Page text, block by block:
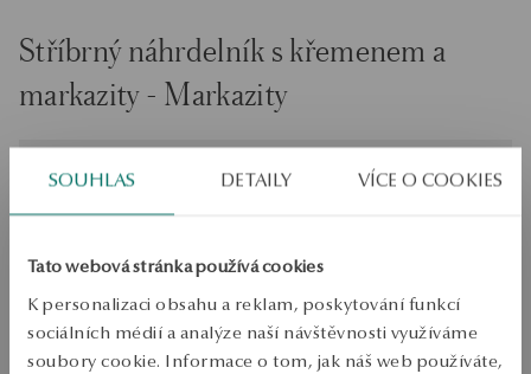
SOUHLAS DETAILY VÍCE O COOKIES
Tato webová stránka používá cookies
K personalizaci obsahu a reklam, poskytování funkcí
sociálních médií a analýze naší návštěvnosti využíváme
soubory cookie. Informace o tom, jak náš web používáte,
Stříbrný náhrdelník s křemenem a
markazity - Markazity
Velikost
Velikost
Ověřte si dostupnost na prodejně